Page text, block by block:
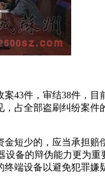
件，审结38件，目
占全部盗刷纠纷案
短少的，应当承担赔
备的辩伪能力更为
端设备以避免犯罪